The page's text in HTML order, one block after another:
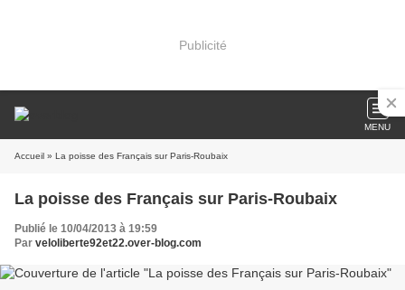
Publicité
MENU
Accueil » La poisse des Français sur Paris-Roubaix
La poisse des Français sur Paris-Roubaix
Publié le 10/04/2013 à 19:59
Par veloliberte92et22.over-blog.com